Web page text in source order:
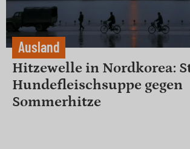
Ausland
Hitzewelle in Nordkorea:
Hundefleischsuppe gegen
Sommerhitze